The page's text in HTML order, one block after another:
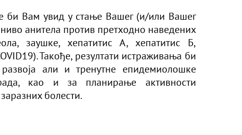
би Вам увид у стање Вашег (и/или Вашег
анитела против претходно наведених
заушке, хепатитис А, хепатитис Б,
Такође, резултати истраживања би
али и тренутне епидемиолошке
као и за планирање активности
болести.